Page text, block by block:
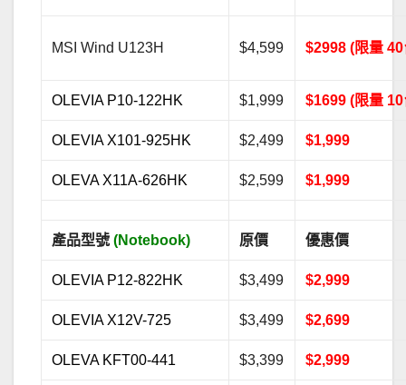
MSI Wind U123H $4,599 $2998 (限量 40
OLEVIA P10-122HK $1,999 $1699 (限量 10
OLEVIA X101-925HK $2,499 $1,999
OLEVA X11A-626HK $2,599 $1,999
產品型號 (Notebook) 原價 優惠價
OLEVIA P12-822HK $3,499 $2,999
OLEVIA X12V-725 $3,499 $2,699
OLEVA KFT00-441 $3,399 $2,999